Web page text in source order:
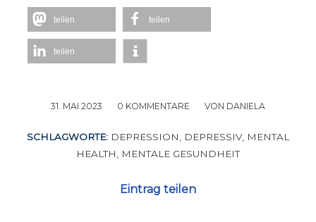
teilen teilen
teilen
31. MAI 2023
/ 0 KOMMENTARE
/ VON DANIELA
SCHLAGWORTE: DEPRESSION, DEPRESSIV, MENTAL
HEALTH, MENTALE GESUNDHEIT
Eintrag teilen